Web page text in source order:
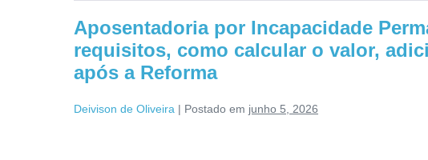
Aposentadoria por Incapacidade
requisitos, como calcular o valor,
após a Reforma
Deivison de Oliveira | Postado em junho 5, 2026